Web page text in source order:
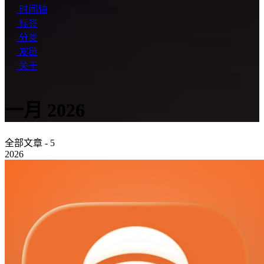
时间轴
标签
分类
友链
关于
一月 2026
全部文章 - 5
2026